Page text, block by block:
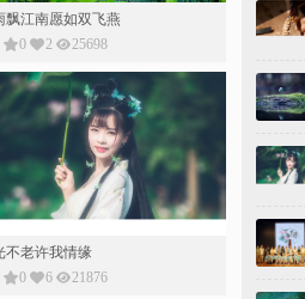
飘江南愿如双飞燕
0 2 25698
不老许我情缘
0 6 21876